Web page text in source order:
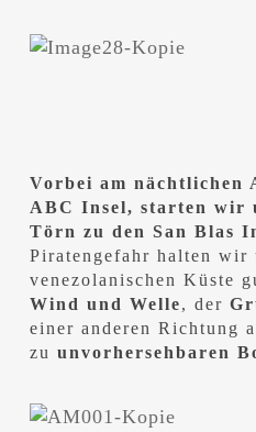
Vorbei am nächtlichen
ABC Insel, starten wir
Törn zu den San Blas
Piratengefahr halten wir
venezolanischen Küste
Wind und Welle, der
einer anderen Richtung
zu unvorhersehbaren